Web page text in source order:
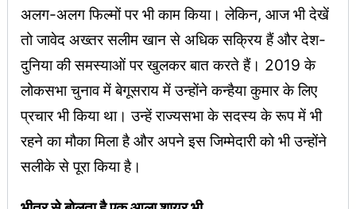
अलग-अलग फिल्मों पर भी काम किया। लेकिन, आज भी देखें
तो जावेद अख्तर सलीम खान से अधिक सक्रिय हैं और देश-
दुनिया की समस्याओं पर खुलकर बात करते हैं। 2019 के
लोकसभा चुनाव में बेगूसराय में उन्होंने कन्हैया कुमार के लिए
प्रचार भी किया था। उन्हें राज्यसभा के सदस्य के रूप में भी
रहने का मौका मिला है और अपने इस जिम्मेदारी को भी उन्होंने
सलीके से पूरा किया है।